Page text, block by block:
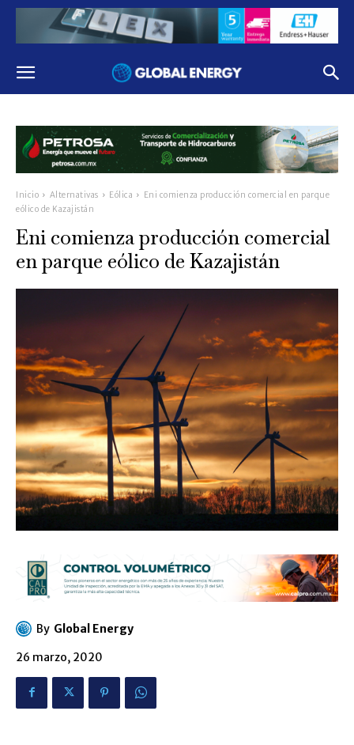
Inicio Alternativas Eólica
Eni comienza producción comercial en parque
eólico de Kazajistán
Eni comienza producción comercial
en parque eólico de Kazajistán
By Global Energy
26 marzo, 2020